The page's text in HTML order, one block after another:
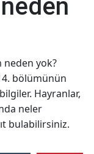
neden yok?
bölümünün
Hayranlar,
neler
bulabilirsiniz.